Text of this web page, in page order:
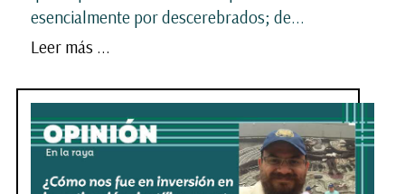
esencialmente por descerebrados; de...
Leer más ...